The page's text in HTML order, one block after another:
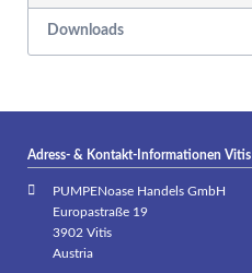
Downloads
Adress- & Kontakt-Informationen Vitis
PUMPENoase Handels GmbH
Europastraße 19
3902 Vitis
Austria